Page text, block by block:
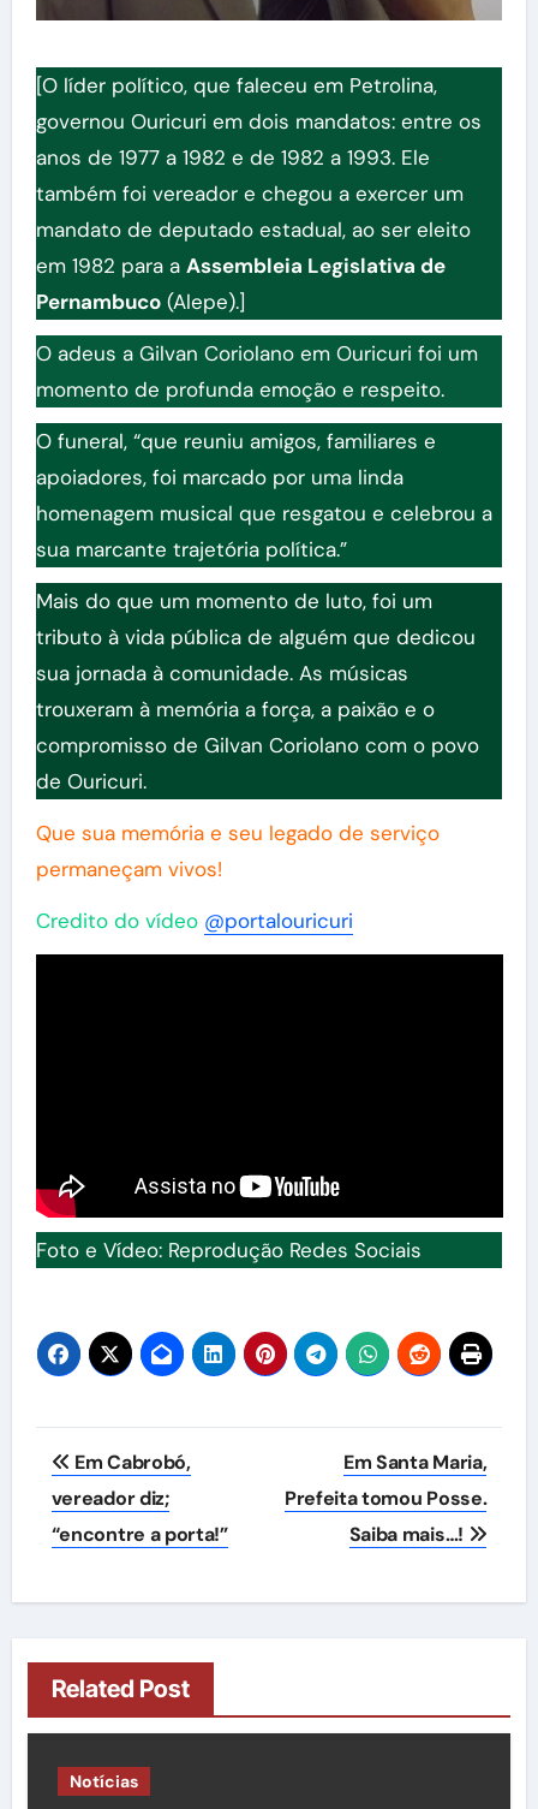
[O líder político, que faleceu em Petrolina,
governou Ouricuri em dois mandatos: entre os
anos de 1977 a 1982 e de 1982 a 1993. Ele
também foi vereador e chegou a exercer um
mandato de deputado estadual, ao ser eleito
em 1982 para a Assembleia Legislativa de
Pernambuco(Alepe).]
O adeus a Gilvan Coriolano em Ouricuri foi um
momento de profunda emoção e respeito.
O funeral, “que reuniu amigos, familiares e
apoiadores, foi marcado por uma linda
homenagem musical que resgatou e celebrou a
sua marcante trajetória política.”
Mais do que um momento de luto, foi um
tributo à vida pública de alguém que dedicou
sua jornada à comunidade. As músicas
trouxeram à memória a força, a paixão e o
compromisso de Gilvan Coriolano com o povo
de Ouricuri.
Que sua memória e seu legado de serviço
permaneçam vivos!
Credito do vídeo @portalouricuri
Foto e Vídeo: Reprodução Redes Sociais
Navegação
de
Post
Em Cabrobó,
vereador diz;
“encontre a porta!”
Em Santa Maria,
Prefeita tomou Posse.
Saiba mais…!
Related Post
Notícias